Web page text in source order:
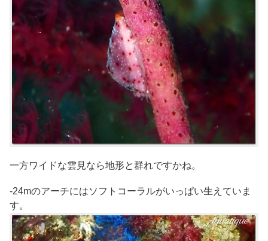
一方ワイドな雲見なら地形と群れですかね。
-24mのアーチにはソフトコーラルがいっぱい生えていま
す。